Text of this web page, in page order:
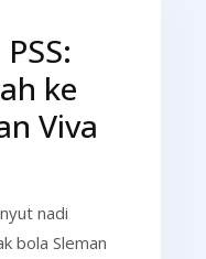
ke
Viva
nadi
bola Sleman